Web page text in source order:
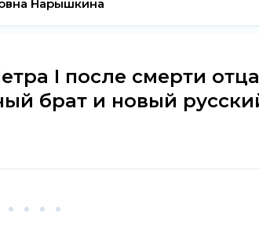
Нарышкина
I после смерти
брат и новый